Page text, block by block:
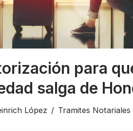
para
salga de
López Tramites Notariales